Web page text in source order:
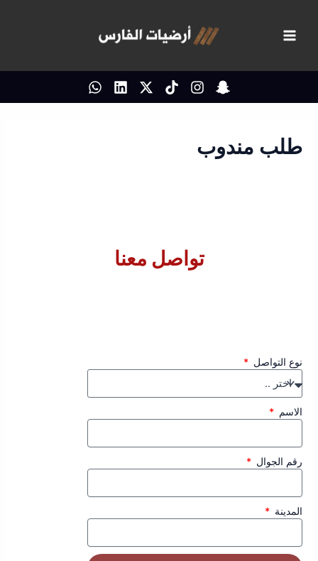
المحتوى
طلب مندوب
تواصل معنا
نوع التواصل
الاسم
رقم الجوال
المدينة